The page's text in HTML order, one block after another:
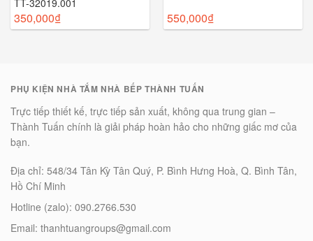
350,000₫ 550,000₫
PHỤ KIỆN NHÀ TẮM NHÀ BẾP THÀNH TUẤN
Trực tiếp thiết kế, trực tiếp sản xuất, không qua trung gian –
Thành Tuấn chính là giải pháp hoàn hảo cho những giấc mơ của
bạn.
Địa chỉ: 548/34 Tân Kỳ Tân Quý, P. Bình Hưng Hoà, Q. Bình Tân,
Hồ Chí Minh
Hotline (zalo): 090.2766.530
Email: thanhtuangroups@gmail.com